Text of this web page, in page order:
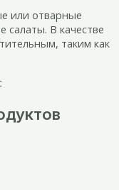
или отварные
салаты. В качестве
таким как